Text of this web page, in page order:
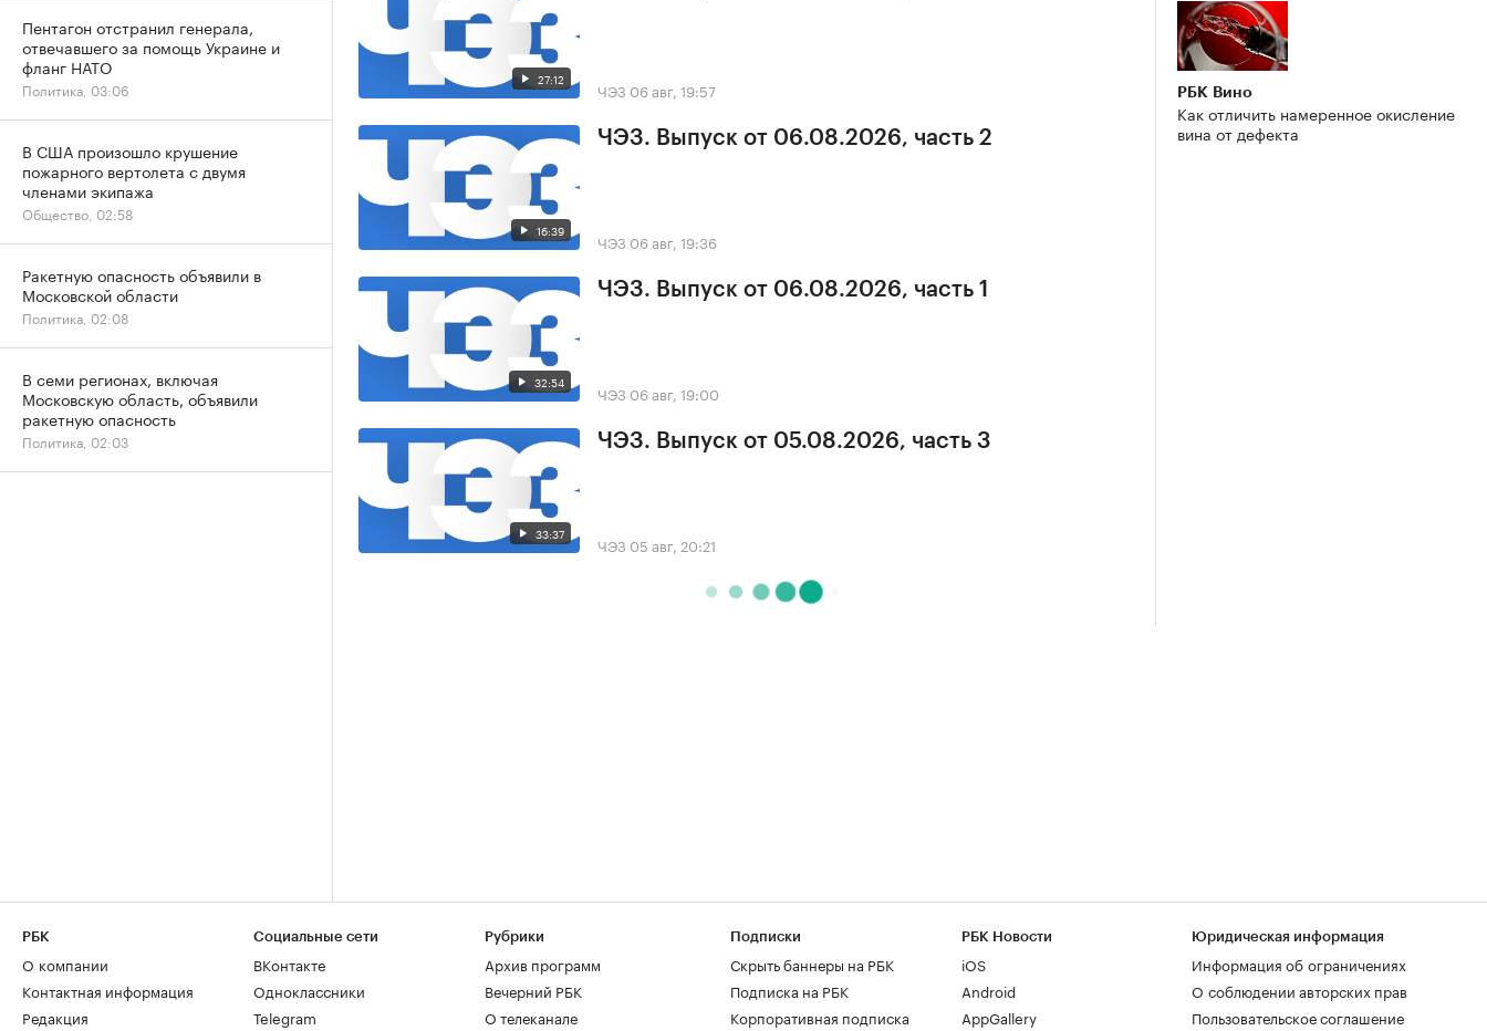
27:12 ЧЭЗ 06 авг, 19:57
16:39
ЧЭЗ. Выпуск от 06.08.2026, часть 2
ЧЭЗ 06 авг, 19:36
32:54
ЧЭЗ. Выпуск от 06.08.2026, часть 1
ЧЭЗ 06 авг, 19:00
33:37
ЧЭЗ. Выпуск от 05.08.2026, часть 3
ЧЭЗ 05 авг, 20:21
РБК Вино
Как отличить намеренное окисление
вина от дефекта
Пентагон отстранил генерала,
отвечавшего за помощь Украине и
фланг НАТО
Политика, 03:06
В США произошло крушение
пожарного вертолета с двумя
членами экипажа
Общество, 02:58
Ракетную опасность объявили в
Московской области
Политика, 02:08
В семи регионах, включая
Московскую область, объявили
ракетную опасность
Политика, 02:03
РБК
О компании
Контактная информация
Редакция
Социальные сети
ВКонтакте
Одноклассники
Telegram
Рубрики
Архив программ
Вечерний РБК
О телеканале
Подписки
Скрыть баннеры на РБК
Подписка на РБК
Корпоративная подписка
РБК Новости
iOS
Android
AppGallery
Юридическая информация
Информация об ограничениях
О соблюдении авторских прав
Пользовательское соглашение